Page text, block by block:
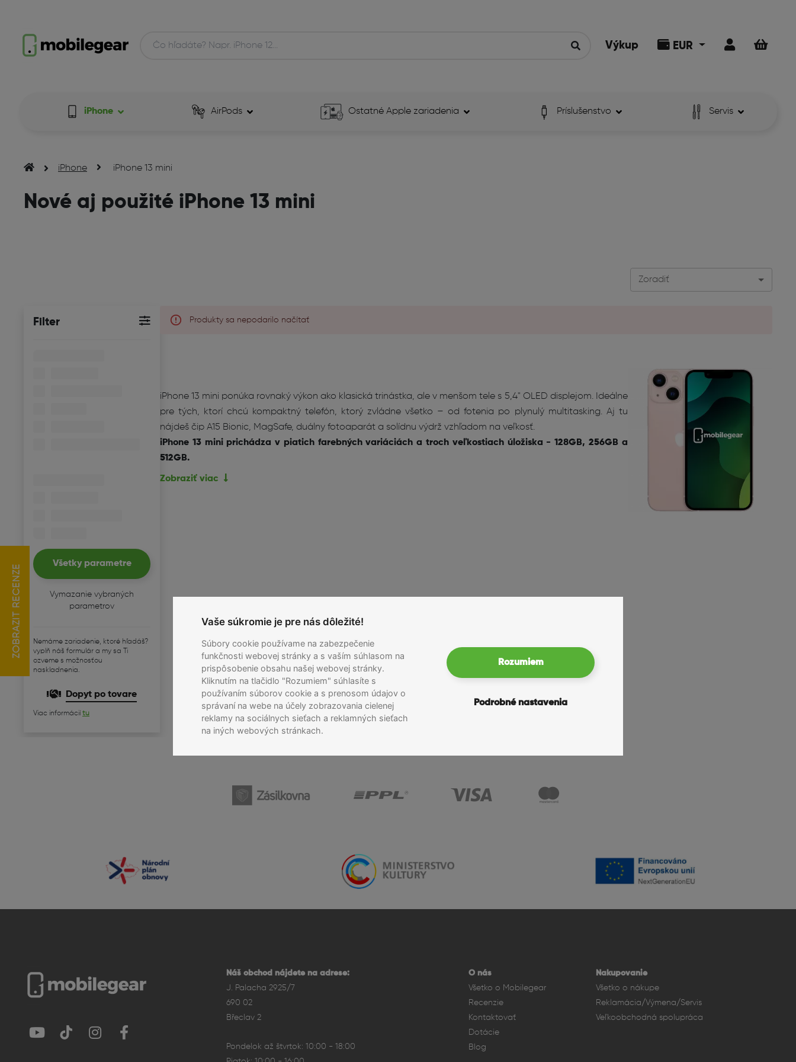
Výkup EUR
iPhone AirPods Ostatné Apple zariadenia Príslušenstvo Servis
iPhone iPhone 13 mini
Nové aj použité iPhone 13 mini
Zoradiť
Filter
Všetky parametre
Vymazanie vybraných
parametrov
Nemáme zariadenie, ktoré hľadáš?
vyplň náš formulár a my sa Ti
ozveme s možnosťou
naskladnenia.
Dopyt po tovare
Viac informácií tu
Produkty sa nepodarilo načítať
iPhone 13 mini ponúka rovnaký výkon ako klasická trinástka, ale v menšom tele s 5,4" OLED displejom. Ideálne
pre tých, ktorí chcú kompaktný telefón, ktorý zvládne všetko – od fotenia po plynulý multitasking. Aj tu
nájdeš čip A15 Bionic, MagSafe, duálny fotoaparát a solídnu výdrž vzhľadom na veľkosť.
iPhone 13 mini prichádza v piatich farebných variáciách a troch veľkostiach úložiska - 128GB, 256GB a
512GB.
Zobraziť viac
5,4-palcový OLED displej ponúka jasné farby a ostré detaily v menšom formáte, čo robí telefón ideálnym pre tých, ktorí chcú ľahko
ovládateľné a skladné zariadenie. Dizajn je odolný vďaka kombinácii hliníkového rámu a ochranného skla Ceramic Shield, ktoré chráni pred
poškriabaním a nárazmi.
Náš obchod nájdete na adrese:
J. Palacha 2925/7
690 02
Břeclav 2
Pondelok až štvrtok: 10:00 - 18:00
O nás
Všetko o Mobilegear
Recenzie
Kontaktovať
Dotácie
Blog
Nakupovanie
Všetko o nákupe
Reklamácia/Výmena/Servis
Veľkoobchodná spolupráca
ZOBRAZIT RECENZE Vaše súkromie je pre nás dôležité!
Súbory cookie používame na zabezpečenie
funkčnosti webovej stránky a s vaším súhlasom na
prispôsobenie obsahu našej webovej stránky.
Kliknutím na tlačidlo "Rozumiem" súhlasíte s
používaním súborov cookie a s prenosom údajov o
správaní na webe na účely zobrazovania cielenej
reklamy na sociálnych sieťach a reklamných sieťach
na iných webových stránkach.
Rozumiem
Podrobné nastavenia